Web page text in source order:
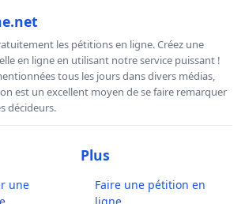
les pétitions en ligne. Créez une
en ligne en utilisant notre service puissant !
tous les jours dans divers médias,
est un excellent moyen de se faire remarquer
décideurs.
une
Plus
Faire une pétition en